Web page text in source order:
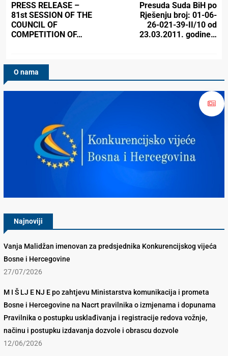
PRESS RELEASE –
81st SESSION OF THE
COUNCIL OF
COMPETITION OF…
Presuda Suda BiH po
Rješenju broj: 01-06-
26-021-39-II/10 od
23.03.2011. godine…
O nama
Najnoviji
Vanja Malidžan imenovan za predsjednika Konkurencijskog vijeća
Bosne i Hercegovine
27/07/2026
M I Š LJ E NJ E po zahtjevu Ministarstva komunikacija i prometa
Bosne i Hercegovine na Nacrt pravilnika o izmjenama i dopunama
Pravilnika o postupku usklađivanja i registracije redova vožnje,
načinu i postupku izdavanja dozvole i obrascu dozvole
12/06/2026